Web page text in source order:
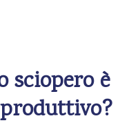
sciopero è